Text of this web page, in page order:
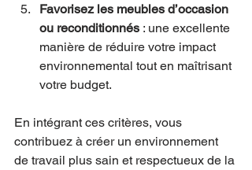
Favorisez les meubles d’occasion
ou reconditionnés : une excellente
manière de réduire votre impact
environnemental tout en maîtrisant
votre budget.
En intégrant ces critères, vous
contribuez à créer un environnement
de travail plus sain et respectueux de la